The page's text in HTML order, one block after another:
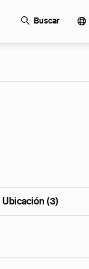
Buscar
Ubicación (3)